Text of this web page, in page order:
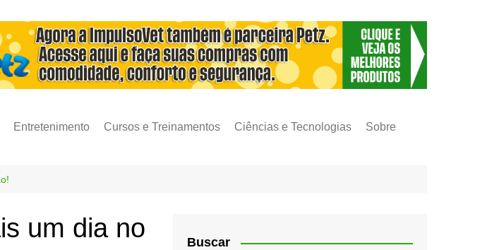
Entretenimento Cursos e Treinamentos Ciências e Tecnologias Sobre
um dia no
Buscar